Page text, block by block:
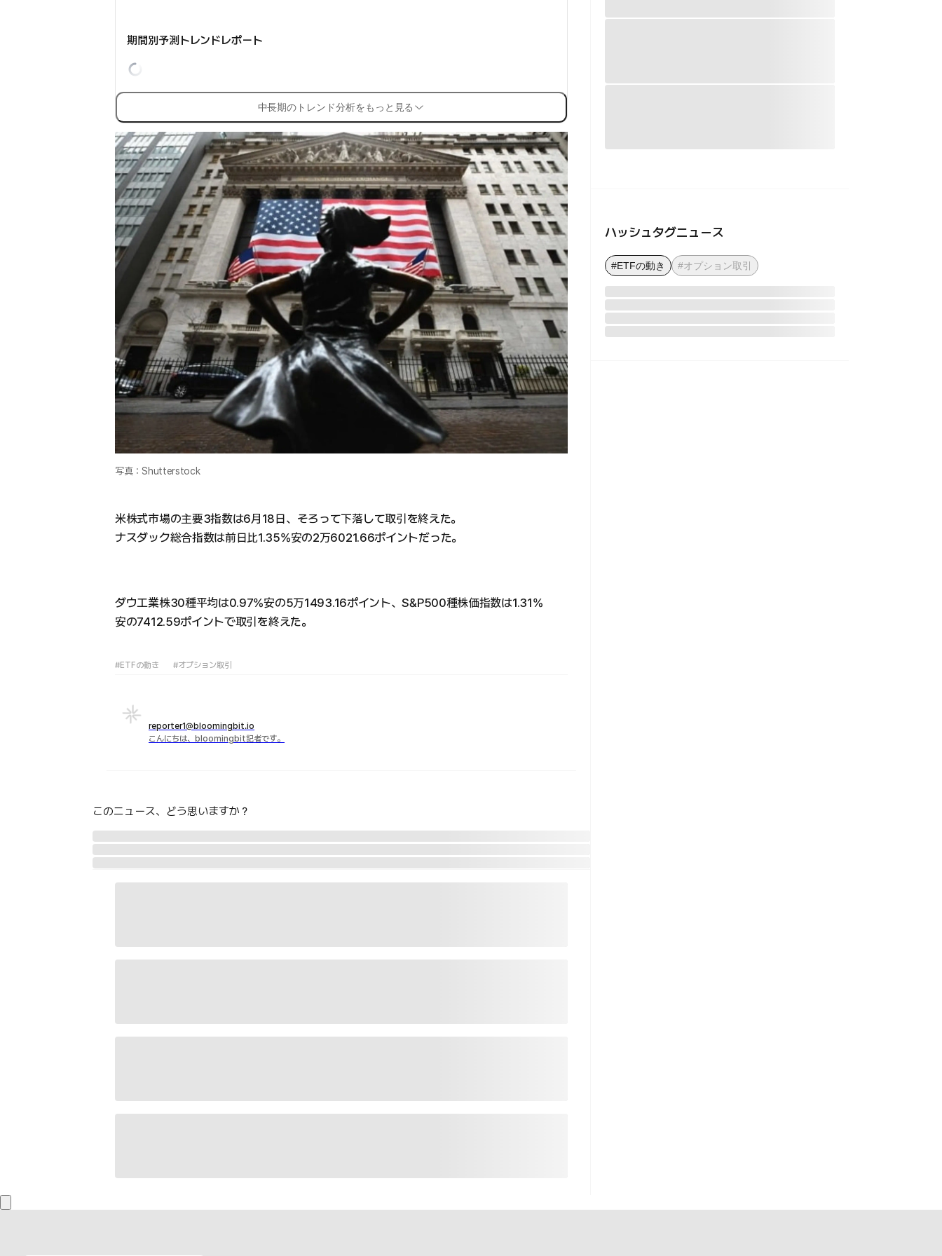
期間別予測トレンドレポート
中長期のトレンド分析をもっと見る
写真：Shutterstock
米株式市場の主要3指数は6月18日、そろって下落して取引を終えた。
ナスダック総合指数は前日比1.35%安の2万6021.66ポイントだった。
ダウ工業株30種平均は0.97%安の5万1493.16ポイント、S&P500種株価指数は1.31%
安の7412.59ポイントで取引を終えた。
#ETFの動き #オプション取引
reporter1@bloomingbit.io
こんにちは、bloomingbit記者です。
このニュース、どう思いますか？
ハッシュタグニュース
#ETFの動き #オプション取引